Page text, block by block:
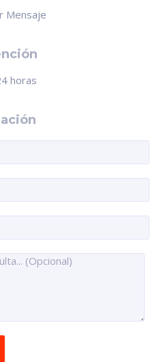
Mensaje
horas